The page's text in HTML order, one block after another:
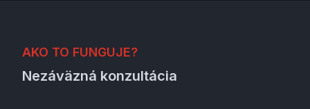
AKO TO FUNGUJE?
Nezáväzná konzultácia